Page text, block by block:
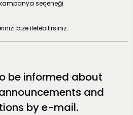
seçeneği
bize iletebilirsiniz.
be informed about
and
by e-mail.